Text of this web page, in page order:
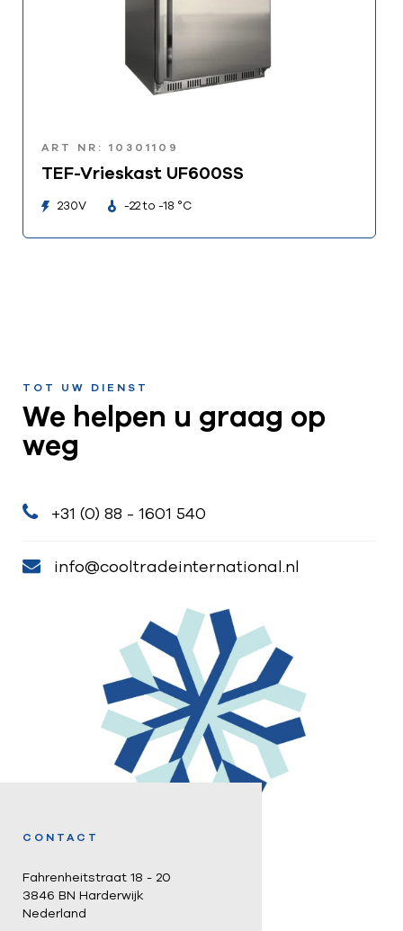
ART NR: 10301109
TEF-Vrieskast UF600SS
230V -22 to -18 °C
TOT UW DIENST
We helpen u graag op
weg
+31 (0) 88 - 1601 540
info@cooltradeinternational.nl
CONTACT
Fahrenheitstraat 18 - 20
3846 BN Harderwijk
Nederland